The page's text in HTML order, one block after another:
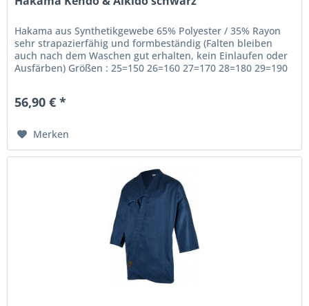
Hakama aus Synthetikgewebe 65% Polyester / 35% Rayon
sehr strapazierfähig und formbeständig (Falten bleiben
auch nach dem Waschen gut erhalten, kein Einlaufen oder
Ausfärben) Größen : 25=150 26=160 27=170 28=180 29=190
56,90 € *
Merken